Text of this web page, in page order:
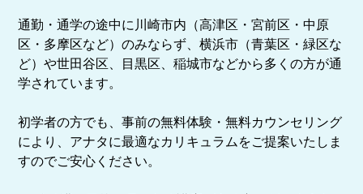
通勤・通学の途中に川崎市内（高津区・宮前区・中原
区・多摩区など）のみならず、横浜市（青葉区・緑区な
ど）や世田谷区、目黒区、稲城市などから多くの方が通
学されています。
初学者の方でも、事前の無料体験・無料カウンセリング
により、アナタに最適なカリキュラムをご提案いたしま
すのでご安心ください。